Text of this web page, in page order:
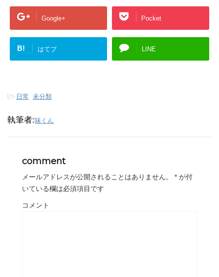
Google+ Pocket
B! はてブ LINE
- 日常, 未分類
執筆者:味くん
comment
メールアドレスが公開されることはありません。 * が付
いている欄は必須項目です
コメント